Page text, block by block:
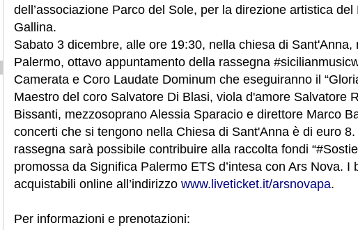
dell’associazione Parco del Sole, per la direzione artistica
Gallina.
Sabato 3 dicembre, alle ore 19:30, nella chiesa di Sant'Anna,
Palermo, ottavo appuntamento della rassegna
Camerata e Coro Laudate Dominum che eseguiranno il
Maestro del coro Salvatore Di Blasi, viola d'amore Salvatore
Bissanti, mezzosoprano Alessia Sparacio e direttore Marco
concerti che si tengono nella Chiesa di Sant'Anna è di euro
rassegna sarà possibile contribuire alla raccolta fondi
promossa da Significa Palermo ETS d’intesa con Ars Nova. I
acquistabili online all’indirizzo www.liveticket.it/arsnovapa.
Per informazioni e prenotazioni: